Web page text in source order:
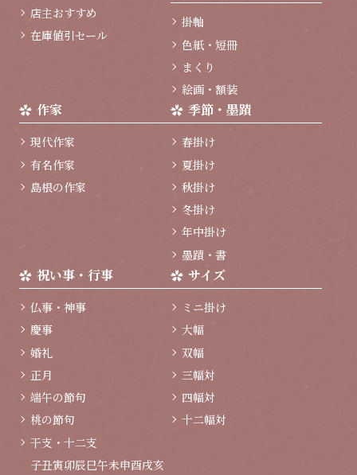
店主おすすめ
在庫値引セール
掛軸
色紙・短冊
まくり
絵画・額装
作家
現代作家
有名作家
島根の作家
季節・墨蹟
春掛け
夏掛け
秋掛け
冬掛け
年中掛け
墨蹟・書
祝い事・行事
仏事・神事
慶事
婚礼
正月
端午の節句
桃の節句
干支・十二支
子丑寅卯辰巳午未申酉戌亥
サイズ
ミニ掛け
大幅
双幅
三幅対
四幅対
十二幅対